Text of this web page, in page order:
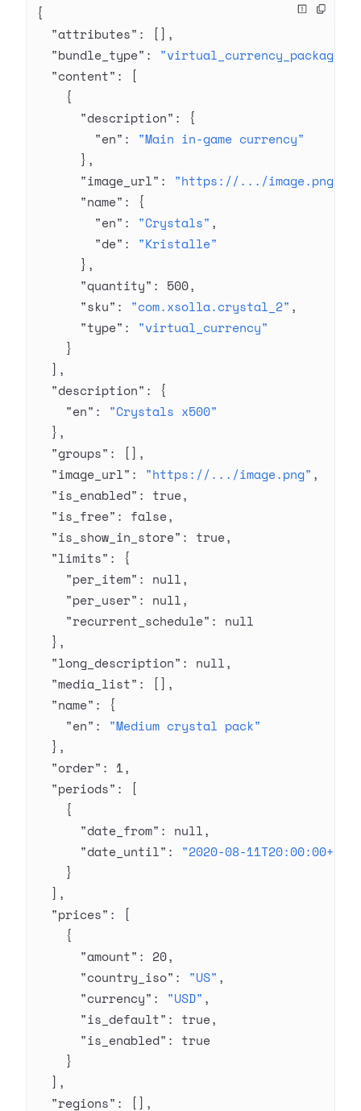
{
  "attributes"
: [],
  "bundle_type"
: "virtual_currency_package"
  "content"
: [
    {
      "description"
: {
        "en"
: "Main in-game currency"
      },
      "image_url"
: "https://.../image.png"
      "name"
: {
        "en"
: "Crystals" ,
        "de"
: "Kristalle"
      },
      "quantity"
: 500,
      "sku"
: "com.xsolla.crystal_2" ,
      "type"
: "virtual_currency"
    }
  ],
  "description"
: {
    "en"
: "Crystals x500"
  },
  "groups"
: [],
  "image_url"
: "https://.../image.png" ,
  "is_enabled"
: true,
  "is_free"
: false,
  "is_show_in_store"
: true,
  "limits"
: {
    "per_item"
: null,
    "per_user"
: null,
    "recurrent_schedule"
: null
  },
  "long_description"
: null,
  "media_list"
: [],
  "name"
: {
    "en"
: "Medium crystal pack"
  },
  "order"
: 1,
  "periods"
: [
    {
      "date_from"
: null,
      "date_until"
: "2020-08-
    }
  ],
  "prices"
: [
    {
      "amount"
: 20,
      "country_iso"
: "US" ,
      "currency"
: "USD" ,
      "is_default"
: true,
      "is_enabled"
: true
    }
  ],
  "regions"
: [],